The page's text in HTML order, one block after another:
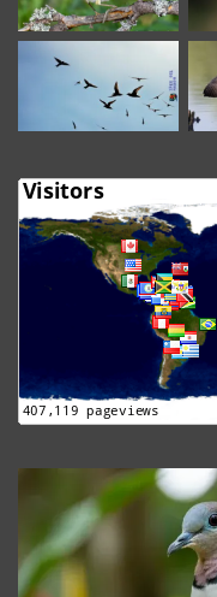
Granada
Dove
Revealed:
Uncover